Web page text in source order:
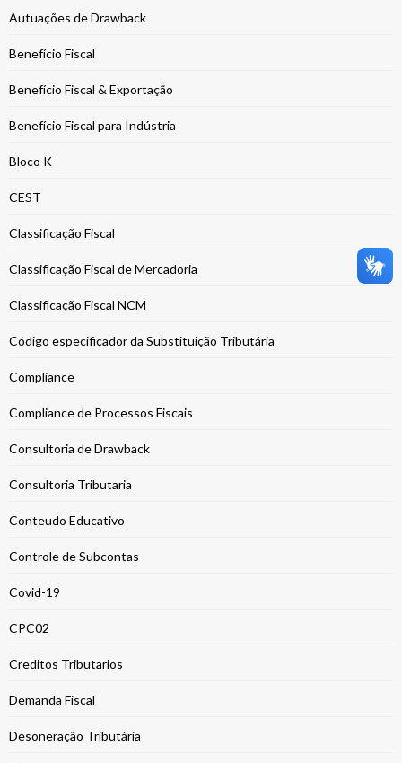
Autuações de Drawback
Benefício Fiscal
Benefício Fiscal & Exportação
Benefício Fiscal para Indústria
Bloco K
CEST
Classificação Fiscal
Classificação Fiscal de Mercadoria
Classificação Fiscal NCM
Código especificador da Substituição Tributária
Compliance
Compliance de Processos Fiscais
Consultoria de Drawback
Consultoria Tributaria
Conteudo Educativo
Controle de Subcontas
Covid-19
CPC02
Creditos Tributarios
Demanda Fiscal
Desoneração Tributária